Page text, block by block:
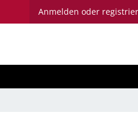
Anmelden oder